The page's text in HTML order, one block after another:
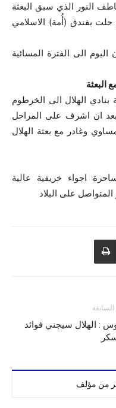
النور الذي سبق البعثة
حلت بفندق (أُمة) الاسلامي
الى الفترة المسائية
البعثة
الهلال الى الخرطوم
ان اشرف على المراحل
وغادر مع بعثة الهلال
اجواء خريفية عالية
على البلاد
السابقة
: الهلال سيجني فوائد
من مؤلف